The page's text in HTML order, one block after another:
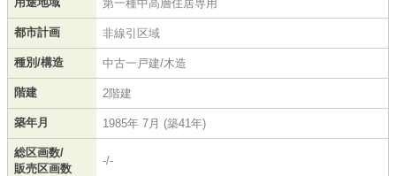
第一種中高層住居専用
都市計画 非線引区域
種別/構造 中古一戸建/木造
階建 2階建
築年月 1985年 7月 (築41年)
総区画数/
販売区画数
-/-